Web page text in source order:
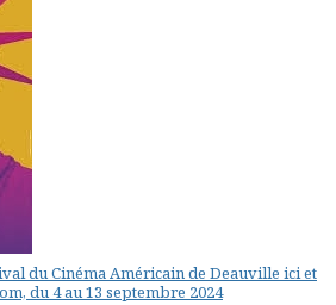
du Cinéma Américain de Deauville ici et
du 4 au 13 septembre 2024